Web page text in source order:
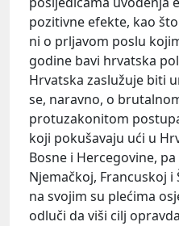
pozitivne efekte, kao
ni o prljavom poslu
godine bavi hrvatska
Hrvatska zaslužuje biti
se, naravno, o
protuzakonitom
koji pokušavaju ući u
Bosne i Hercegovine,
Njemačkoj, Francuskoj
na svojim su plećima
odluči da viši cilj